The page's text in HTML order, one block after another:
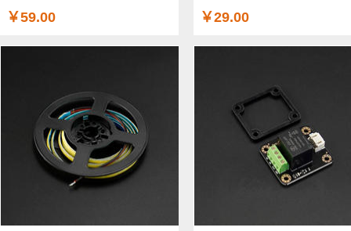
￥59.00 ￥29.00